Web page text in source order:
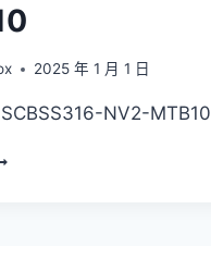
2025 年 1 月 1 日
NV2-MTB10